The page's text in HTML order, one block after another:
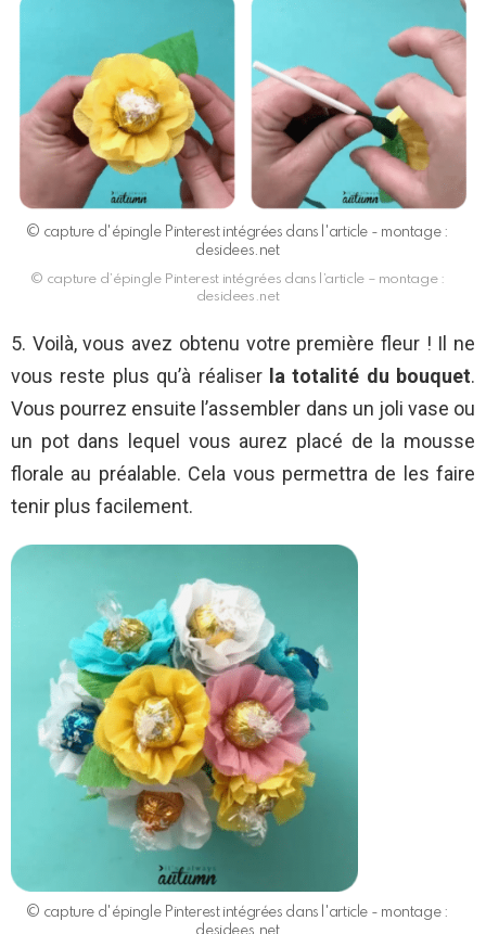
© capture d'épingle Pinterest intégrées dans l'article - montage :
desidees.net
© capture d’épingle Pinterest intégrées dans l’article – montage :
desidees.net
5. Voilà, vous avez obtenu votre première fleur ! Il ne
vous reste plus qu’à réaliserla totalité du bouquet.
Vous pourrez ensuite l’assembler dans un joli vase ou
un pot dans lequel vous aurez placé de la mousse
florale au préalable. Cela vous permettra de les faire
tenir plus facilement.
© capture d'épingle Pinterest intégrées dans l'article - montage :
desidees.net